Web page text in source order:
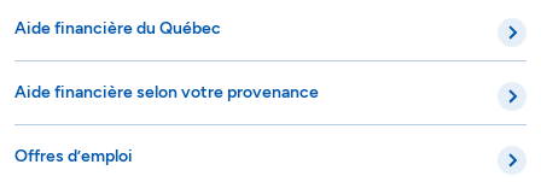
Aide financière du Québec
Aide financière selon votre provenance
Offres d’emploi